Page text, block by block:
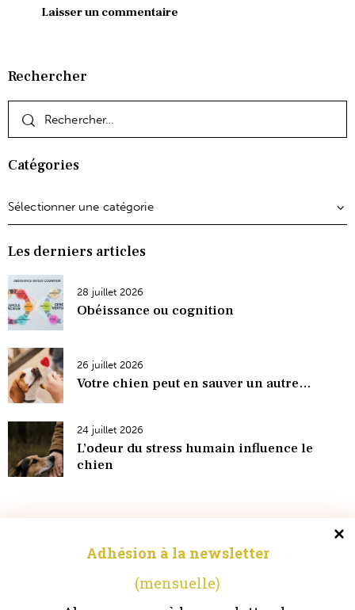
Adhésion à la newsletter
(mensuelle)
Rechercher
Catégories
Les derniers articles
28 juillet 2026
Obéissance ou cognition
26 juillet 2026
Votre chien peut en sauver un autre…
24 juillet 2026
L’odeur du stress humain influence le
chien